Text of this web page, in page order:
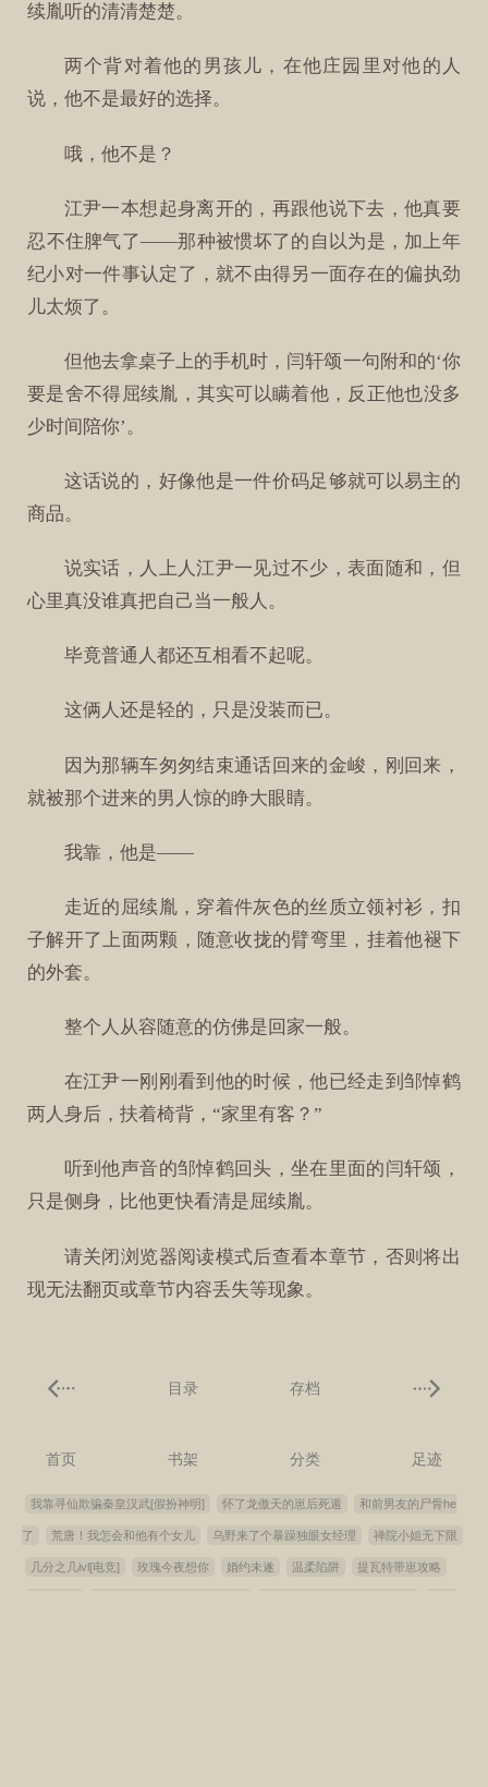
续胤听的清清楚楚。
两个背对着他的男孩儿，在他庄园里对他的人
说，他不是最好的选择。
哦，他不是？
江尹一本想起身离开的，再跟他说下去，他真要
忍不住脾气了——那种被惯坏了的自以为是，加上年
纪小对一件事认定了，就不由得另一面存在的偏执劲
儿太烦了。
但他去拿桌子上的手机时，闫轩颂一句附和的‘你
要是舍不得屈续胤，其实可以瞒着他，反正他也没多
少时间陪你’。
这话说的，好像他是一件价码足够就可以易主的
商品。
说实话，人上人江尹一见过不少，表面随和，但
心里真没谁真把自己当一般人。
毕竟普通人都还互相看不起呢。
这俩人还是轻的，只是没装而已。
因为那辆车匆匆结束通话回来的金峻，刚回来，
就被那个进来的男人惊的睁大眼睛。
我靠，他是——
走近的屈续胤，穿着件灰色的丝质立领衬衫，扣
子解开了上面两颗，随意收拢的臂弯里，挂着他褪下
的外套。
整个人从容随意的仿佛是回家一般。
在江尹一刚刚看到他的时候，他已经走到邹悼鹤
两人身后，扶着椅背，“家里有客？”
听到他声音的邹悼鹤回头，坐在里面的闫轩颂，
只是侧身，比他更快看清是屈续胤。
请关闭浏览器阅读模式后查看本章节，否则将出
现无法翻页或章节内容丢失等现象。
目录 存档
首页 书架 分类 足迹
我靠寻仙欺骗秦皇汉武[假扮神明] 怀了龙傲天的崽后死遁 和前男友的尸骨he
了 荒唐！我怎会和他有个女儿 乌野来了个暴躁独眼女经理 禅院小姐无下限
几分之几ivl[电竞] 玫瑰今夜想你 婚约未遂 温柔陷阱 提瓦特带崽攻略